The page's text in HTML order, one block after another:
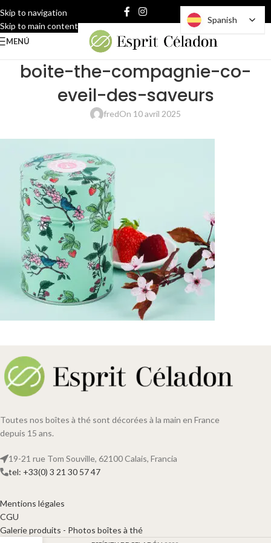
Skip to navigation
Skip to main content
MENÚ
boite-the-compagnie-co-
eveil-des-saveurs
fredOn 10 avril 2025
Toutes nos boîtes à thé sont décorées à la main en France
depuis 15 ans.
19-21 rue Tom Souville, 62100 Calais, Francia
tel: +33(0) 3 21 30 57 47
Mentions légales
CGU
Galerie produits - Photos boîtes à thé
Spanish
Spanish